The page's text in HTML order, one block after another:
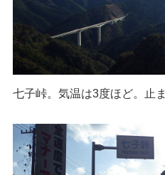
七子峠。気温は3度ほど。止